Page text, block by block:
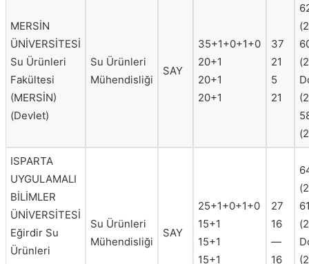
MERSİN
ÜNİVERSİTESİ
Su Ürünleri
Fakültesi
(MERSİN)
(Devlet)
Su Ürünleri
Mühendisliği
SAY
35+1+0+1+0
20+1
20+1
20+1
37
21
5
21
ISPARTA
UYGULAMALI
BİLİMLER
ÜNİVERSİTESİ
Eğirdir Su
Ürünleri
Su Ürünleri
Mühendisliği
SAY
25+1+0+1+0
15+1
15+1
15+1
27
16
—
16